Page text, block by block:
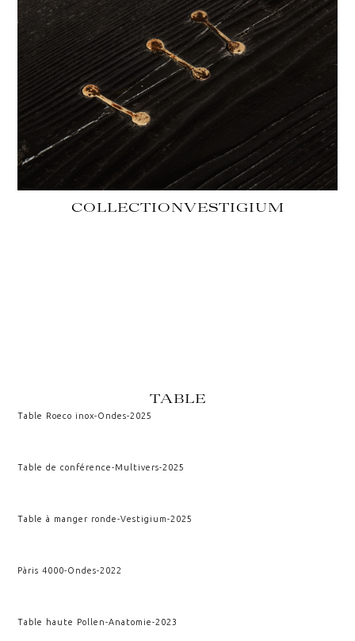
COLLECTIONVESTIGIUM
TABLE
Table Roeco inox-Ondes-2025
Table de conférence-Multivers-2025
Table à manger ronde-Vestigium-2025
Pàris 4000-Ondes-2022
Table haute Pollen-Anatomie-2023